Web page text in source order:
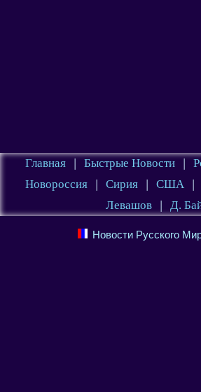
Главная | Быстрые Новости |
Новороссия
| Сирия | США |
Левашов
| Д.
Новости Русского